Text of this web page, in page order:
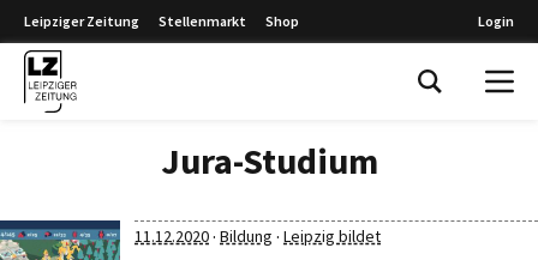
Leipziger Zeitung Stellenmarkt Shop Login
Jura-Studium
11.12.2020· Bildung · Leipzig bildet